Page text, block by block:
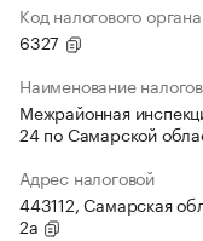
Код налогового органа
6327
Наименование
Межрайонная
24 по Самарской
Адрес налоговой
443112, Самарская
2а